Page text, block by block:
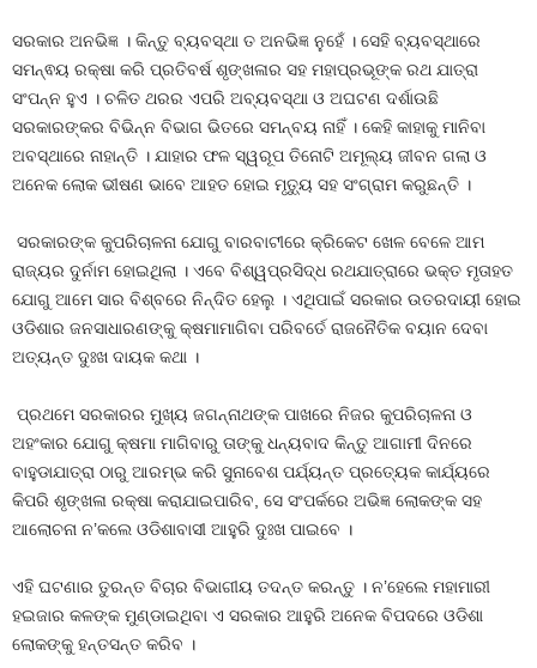
ସରକାର ଅନଭିଜ୍ଞ । କିନ୍ତୁ ବ୍ୟବସ୍ଥା ତ ଅନଭିଜ୍ଞ ନୁହେଁ । ସେହି ବ୍ୟବସ୍ଥାରେ
ସମନ୍ଵୟ ରକ୍ଷା କରି ପ୍ରତିବର୍ଷ ଶୃଙ୍ଖଳାର ସହ ମହାପ୍ରଭୂଙ୍କ ରଥ ଯାତ୍ରା
ସଂପନ୍ନ ହୁଏ । ଚଳିତ ଥରର ଏପରି ଅବ୍ୟବସ୍ଥା ଓ ଅଘଟଣ ଦର୍ଶାଉଛି
ସରକାରଙ୍କର ବିଭିନ୍ନ ବିଭାଗ ଭିତରେ ସମନ୍ବୟ ନାହିଁ । କେହି କାହାକୁ ମାନିବା
ଅବସ୍ଥାରେ ନାହାନ୍ତି । ଯାହାର ଫଳ ସ୍ୱରୂପ ତିନୋଟି ଅମୂଲ୍ୟ ଜୀବନ ଗଲା ଓ
ଅନେକ ଲୋକ ଭୀଷଣ ଭାବେ ଆହତ ହୋଇ ମୃତ୍ୟୁ ସହ ସଂଗ୍ରାମ କରୁଛନ୍ତି ।
ସରକାରଙ୍କ କୁପରିଚାଳନା ଯୋଗୁ ବାରବାଟୀରେ କ୍ରିକେଟ ଖେଳ ବେଳେ ଆମ
ରାଜ୍ୟର ଦୁର୍ନାମ ହୋଇଥିଲା । ଏବେ ବିଶ୍ୱପ୍ରସିଦ୍ଧ ରଥଯାତ୍ରାରେ ଭକ୍ତ ମୃତାହତ
ଯୋଗୁ ଆମେ ସାର ବିଶ୍ବରେ ନିନ୍ଦିତ ହେଲୁ । ଏଥିପାଇଁ ସରକାର ଉତରଦାୟୀ ହୋଇ
ଓଡିଶାର ଜନସାଧାରଣଙ୍କୁ କ୍ଷମାମାଗିବା ପରିବର୍ତେ ରାଜନୈତିକ ବୟାନ ଦେବା
ଅତ୍ୟନ୍ତ ଦୁଃଖ ଦାୟକ କଥା ।
ପ୍ରଥମେ ସରକାରର ମୁଖ୍ୟ ଜଗନ୍ନାଥଙ୍କ ପାଖରେ ନିଜର କୁପରିଚାଳନା ଓ
ଅହଂକାର ଯୋଗୁ କ୍ଷମା ମାଗିବାରୁ ତାଙ୍କୁ ଧନ୍ୟବାଦ କିନ୍ତୁ ଆଗାମୀ ଦିନରେ
ବାହୁଡାଯାତ୍ରା ଠାରୁ ଆରମ୍ଭ କରି ସୁନାବେଶ ପର୍ଯ୍ୟନ୍ତ ପ୍ରତ୍ୟେକ କାର୍ଯ୍ୟରେ
କିପରି ଶୃଙ୍ଖଳା ରକ୍ଷା କରାଯାଇପାରିବ, ସେ ସଂପର୍କରେ ଅଭିଜ୍ଞ ଲୋକଙ୍କ ସହ
ଆଲୋଚନା ନ’କଲେ ଓଡିଶାବାସୀ ଆହୁରି ଦୁଃଖ ପାଇବେ ।
ଏହି ଘଟଣାର ତୁରନ୍ତ ବିଚାର ବିଭାଗୀୟ ତଦନ୍ତ କରନ୍ତୁ । ନ’ହେଲେ ମହାମାରୀ
ହଇଜାର କଳଙ୍କ ମୁଣ୍ଡାଇଥିବା ଏ ସରକାର ଆହୁରି ଅନେକ ବିପଦରେ ଓଡିଶା
ଲୋକଙ୍କୁ ହନ୍ତସନ୍ତ କରିବ ।